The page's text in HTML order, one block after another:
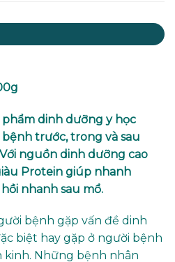
phẩm dinh dưỡng y học
trước, trong và sau
nguồn dinh dưỡng cao
Protein giúp nhanh
nhanh sau mổ.
bệnh gặp vấn đề dinh
biệt hay gặp ở người bệnh
Những bệnh nhân